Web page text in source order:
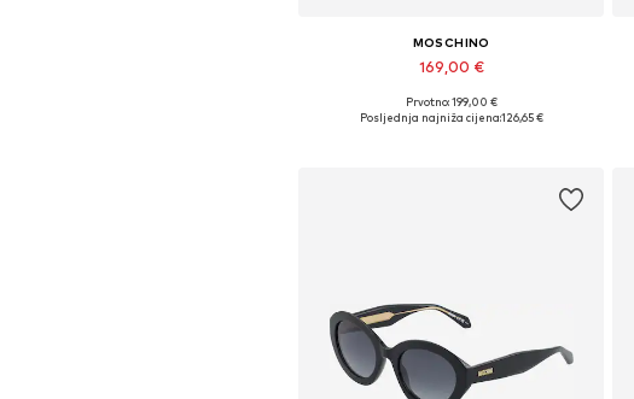
MOSCHINO
169,00 €
Dostupne veličine: 52
Prvotno: 199,00 €
Posljednja najniža cijena:126,65 €